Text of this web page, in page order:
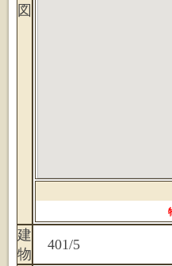
図
建
物
401/5